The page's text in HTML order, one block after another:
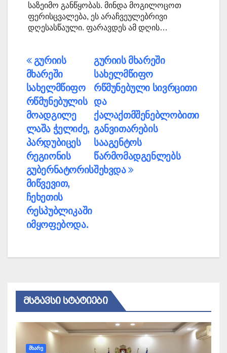
საზეიმო განწყობას. მინდა მოგილოცოთ
ფერისცვალება, ეს არაჩვეულებრივი
დღესასწაული. ფარავდეს ამ დღის…
პოსტის
ნავიგაცია
გურიის მხარეში
სახელმწიფო
რწმუნებული სივრცითი
და
ქალაქთმშენებლობითი
განვითარების
სააგენტოს
წარმომადგენლებს
შეხვდა
გურიის
მხარეში
სახელმწიფო
რწმუნებულის
მოადგილე
ლაშა ჭელიძე,
პარდუბიცეს
რეგიონის
გუბერნატორის
მიწვევით,
ჩეხეთის
რესპუბლიკაში
იმყოფებოდა.
ᲛᲡᲒᲐᲕᲡᲘ ᲡᲢᲐᲢᲘᲔᲑᲘ
ᲛᲮᲐᲠᲔ